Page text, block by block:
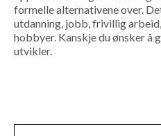
formelle alternativene over.
utdanning, jobb, frivillig
hobbyer. Kanskje du ønsker
utvikler.